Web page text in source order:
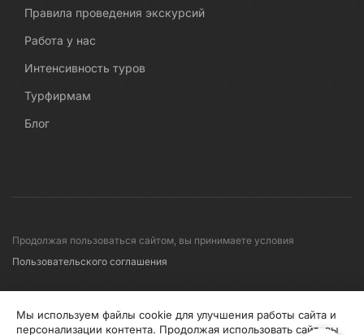
Правила проведения экскурсий
Работа у нас
Интенсивность туров
Турфирмам
Блог
Продолжая пользоваться сайтом, вы принимаете условия
Пользовательского соглашения
© 2008-2026 Первые линии
Мы используем файлы cookie для улучшения работы сайта и
персонализации контента. Продолжая использовать сайт, вы